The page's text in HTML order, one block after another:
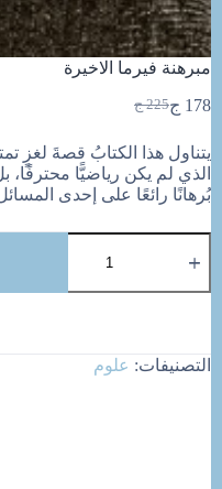
مبرهنة فيرما الاخيرة
225 ج
السعر
هو:
225 ج.
178 جالسعر
هو:
178 ج.
يتناول هذا الكتابُ قصةَ لغزٍ
الذي لم يكن رياضيًّا
بُرهانًا رائعًا على إحدى
مبرهنة
التصنيفات: علوم